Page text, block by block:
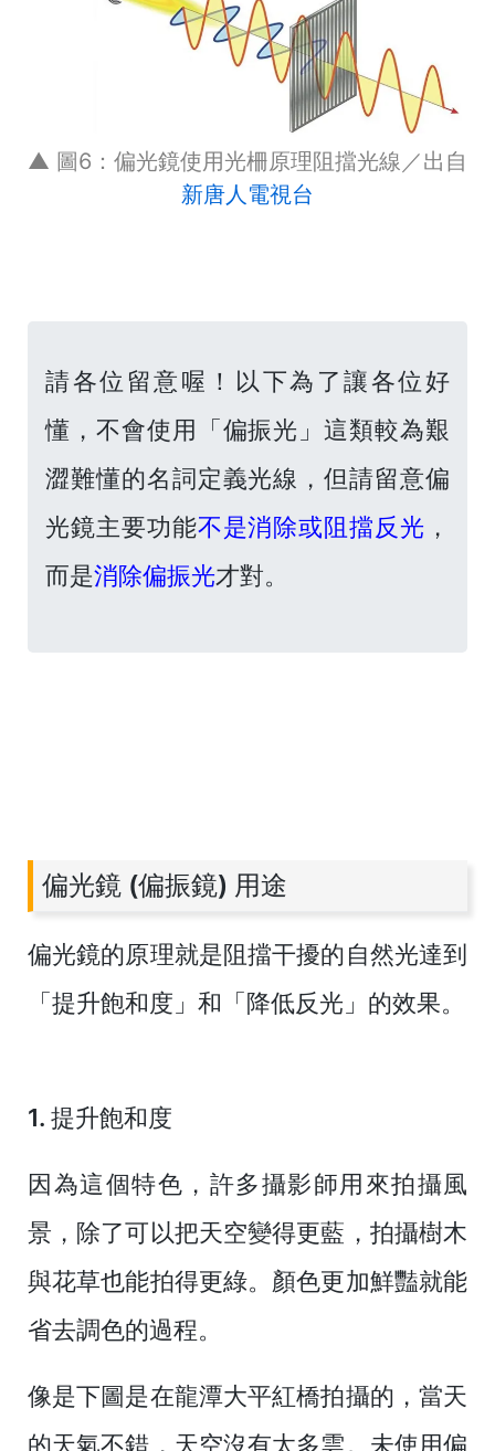
▲ 圖6：偏光鏡使用光柵原理阻擋光線／出自
新唐人電視台
請各位留意喔！以下為了讓各位好
懂，不會使用「偏振光」這類較為艱
澀難懂的名詞定義光線，但請留意偏
光鏡主要功能不是消除或阻擋反光 ，
而是消除偏振光才對。
偏光鏡 (偏振鏡) 用途
偏光鏡的原理就是阻擋干擾的自然光達到
「提升飽和度」和「降低反光」的效果。
1. 提升飽和度
因為這個特色，許多攝影師用來拍攝風
景，除了可以把天空變得更藍，拍攝樹木
與花草也能拍得更綠。顏色更加鮮豔就能
省去調色的過程。
像是下圖是在龍潭大平紅橋拍攝的，當天
的天氣不錯，天空沒有太多雲。未使用偏